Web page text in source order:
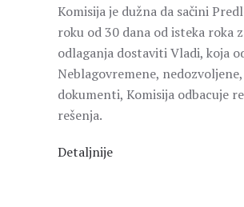
Komisija je dužna da sačini
roku od 30 dana od isteka roka
odlaganja dostaviti Vladi, koja
Neblagovremene,
dokumenti, Komisija odbacuje
rešenja.
Detaljnije